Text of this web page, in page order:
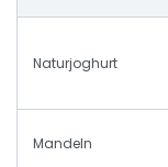
Naturjoghurt
Mandeln